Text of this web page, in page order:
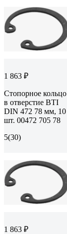
1 863 ₽
Стопорное кольцо
в отверстие BTI
DIN 472 78 мм, 10
шт. 00472 705 78
5(30)
1 863 ₽